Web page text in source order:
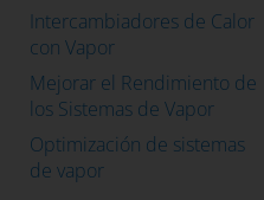
Intercambiadores de Calor
con Vapor
Mejorar el Rendimiento de
los Sistemas de Vapor
Optimización de sistemas
de vapor